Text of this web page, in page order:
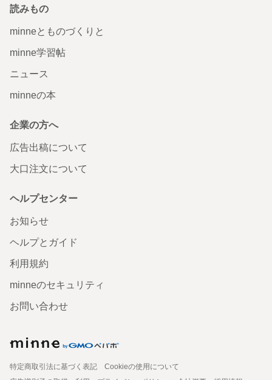
読みもの
minneとものづくりと
minne学習帖
ニュース
minneの本
企業の方へ
広告出稿について
大口注文について
ヘルプセンター
お知らせ
ヘルプとガイド
利用規約
minneのセキュリティ
お問い合わせ
特定商取引法に基づく表記
Cookieの使用について